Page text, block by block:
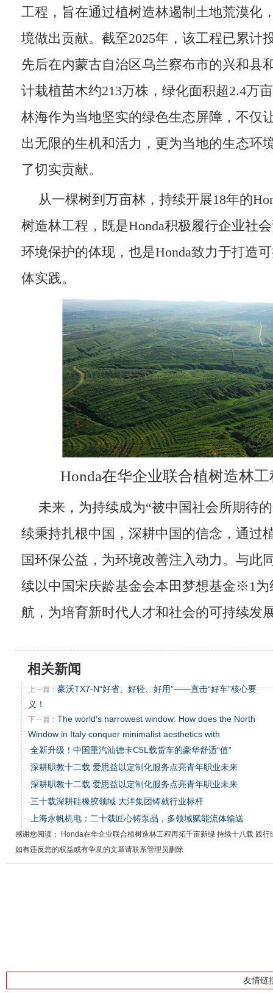
工程，旨在通过植树造林遏制土地荒漠化
境做出贡献。截至2025年，该工程已累计
先后在内蒙古自治区乌兰察布市的兴和县
计栽植苗木约213万株，绿化面积超2.4万
林海作为当地坚实的绿色生态屏障，不仅
出无限的生机和活力，更为当地的生态环
了切实贡献。
从一棵树到万亩林，持续开展18年的
树造林工程，既是Honda积极履行企业社
环境保护的体现，也是Honda致力于打造
体实践。
Honda在华企业联合植树造林
未来，为持续成为“被中国社会所期待
续秉持扎根中国，深耕中国的信念，通过
国环保公益，为环境改善注入动力。与此
续以中国宋庆龄基金会本田梦想基金※1为
航，为培育新时代人才和社会的可持续发
相关新闻
上一篇：豪沃TX7-N“好省、好轻、好用”——直击“好车”核心要
义！
下一篇： The world‘s narrowest window: How does the North
Window in Italy conquer minimalist aesthetics with
·全新升级！中国重汽汕德卡C5L载货车的豪华舒适“值”
·深耕职教十二载 爱思益以定制化服务点亮青年职业未来
·深耕职教十二载 爱思益以定制化服务点亮青年职业未来
·三十载深耕硅橡胶领域 大洋集团铸就行业标杆
· 上海永帆机电：二十载匠心铸泵品，多领域赋能流体输送
感谢您阅读： Honda在华企业联合植树造林工程再拓千亩新绿 持续十八载 践行
如有违反您的权益或有争意的文章请联系管理员删除
友情链